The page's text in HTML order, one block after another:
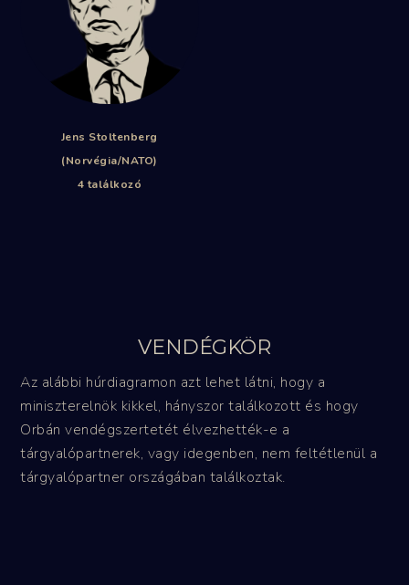
Jens Stoltenberg
(Norvégia/NATO)
4 találkozó
VENDÉGKÖR
Az alábbi húrdiagramon azt lehet látni, hogy a
miniszterelnök kikkel, hányszor találkozott és hogy
Orbán vendégszertetét élvezhették-e a
tárgyalópartnerek, vagy idegenben, nem feltétlenül a
tárgyalópartner országában találkoztak.